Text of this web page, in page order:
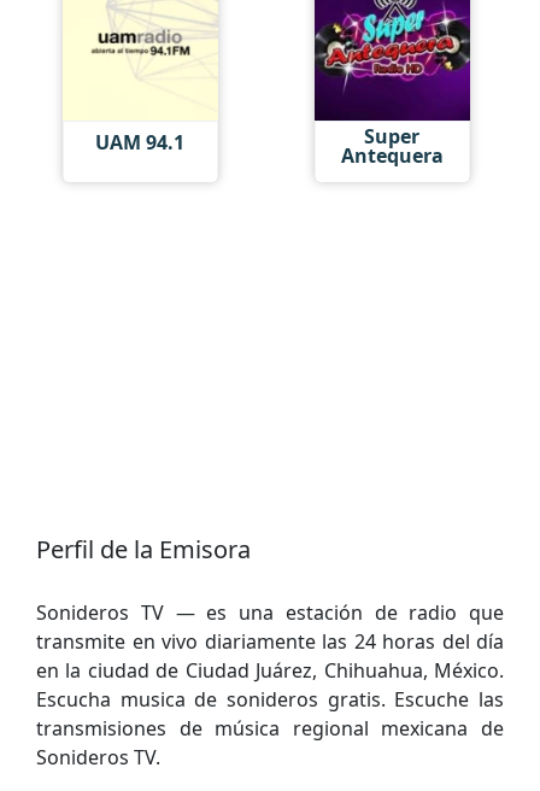
UAM 94.1 Super
Antequera
Perfil de la Emisora
Sonideros TV — es una estación de radio que
transmite en vivo diariamente las 24 horas del día
en la ciudad de Ciudad Juárez, Chihuahua, México.
Escucha musica de sonideros gratis. Escuche las
transmisiones de música regional mexicana de
Sonideros TV.